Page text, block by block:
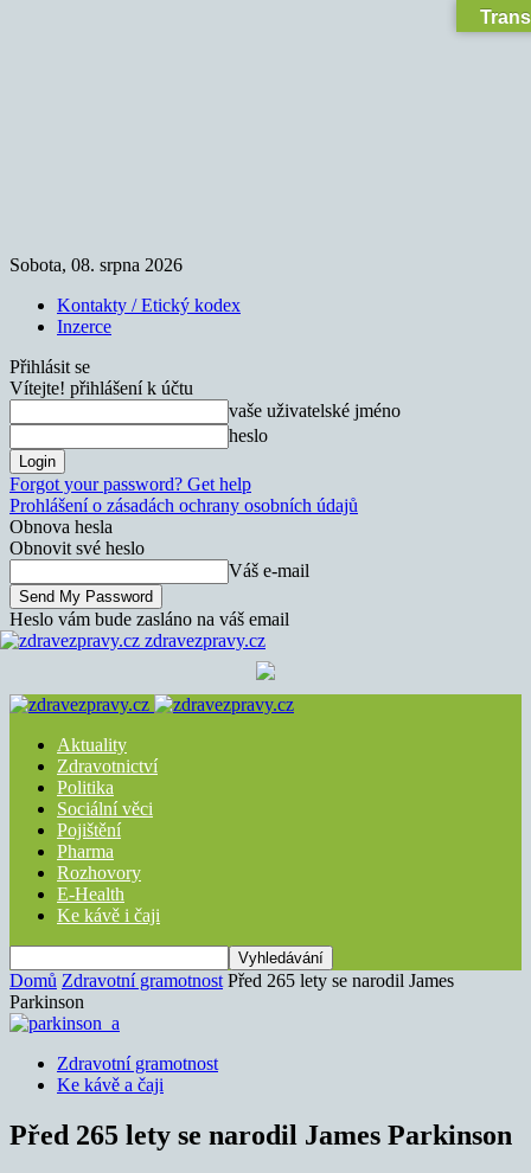
Sobota, 08. srpna 2026
Kontakty / Etický kodex
Inzerce
Přihlásit se
Vítejte! přihlášení k účtu
vaše uživatelské jméno
heslo
Forgot your password? Get help
Prohlášení o zásadách ochrany osobních údajů
Obnova hesla
Obnovit své heslo
Váš e-mail
Heslo vám bude zasláno na váš email
zdravezpravy.cz
Aktuality
Zdravotnictví
Politika
Sociální věci
Pojištění
Pharma
Rozhovory
E-Health
Ke kávě i čaji
Domů Zdravotní gramotnost Před 265 lety se narodil James
Parkinson
Zdravotní gramotnost
Ke kávě a čaji
Před 265 lety se narodil James Parkinson